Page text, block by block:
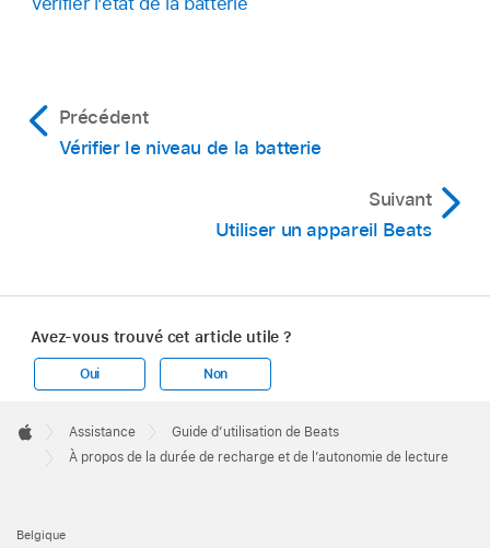
Précédent
Vérifier le niveau de la batterie
Suivant
Utiliser un appareil Beats
Avez-vous trouvé cet article utile ?
Oui Non
Footer

Apple
Assistance
Guide d’utilisation de Beats
À propos de la durée de recharge et de l’autonomie de lecture
Belgique